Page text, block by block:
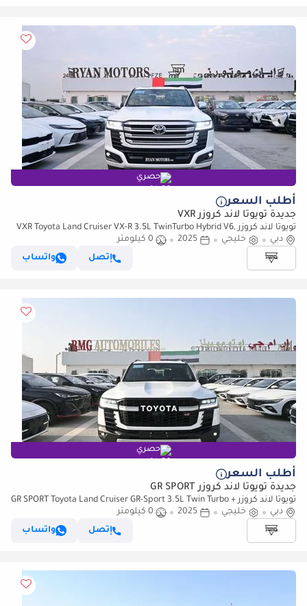
حصري
أطلب السعر
جديدة تويوتا لاند كروزر VXR
تويوتا لاند كروزر VXR Toyota Land Cruiser VX-R 3.5L TwinTurbo Hybrid V6,
4WD Model 2025
دبي خليجي 2025
0 كيلومتر
إتصل
واتساب
حصري
أطلب السعر
جديدة تويوتا لاند كروزر GR SPORT
تويوتا لاند كروزر GR SPORT Toyota Land Cruiser GR-Sport 3.5L Twin Turbo +
Hybrid V6 4WD
دبي خليجي 2025
0 كيلومتر
إتصل
واتساب